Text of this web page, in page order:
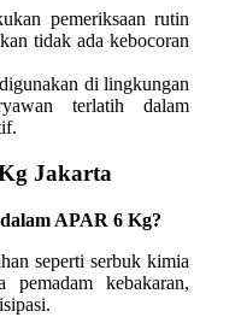
pemeriksaan rutin
tidak ada kebocoran
di lingkungan
terlatih dalam
Jakarta
APAR 6 Kg?
seperti serbuk kimia
kebakaran,